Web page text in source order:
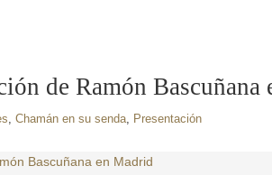
de Ramón Bascuñana
, Chamán en su senda, Presentación